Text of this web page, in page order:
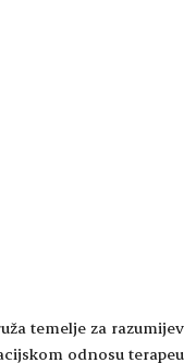
temelje za
odnosu